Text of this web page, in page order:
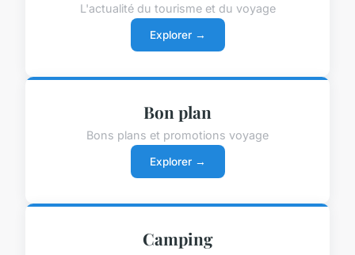
L'actualité du tourisme et du voyage
Explorer →
Bon plan
Bons plans et promotions voyage
Explorer →
Camping